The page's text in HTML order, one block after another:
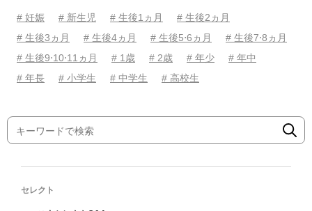
# 妊娠 # 新生児 # 生後1ヵ月
# 生後2ヵ月
# 生後3ヵ月
# 生後4ヵ月 # 生後5⋅6ヵ月
# 生後7⋅8ヵ月
# 生後9⋅10⋅11ヵ月
# 1歳 # 2歳 # 年少
# 年中
# 年長
# 小学生 # 中学生 # 高校生
セレクト